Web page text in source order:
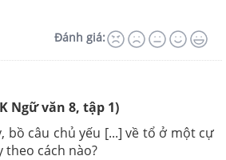
Đánh giá:
Ngữ văn 8, tập 1)
bồ câu chủ yếu [...] về tổ ở một cự
theo cách nào?